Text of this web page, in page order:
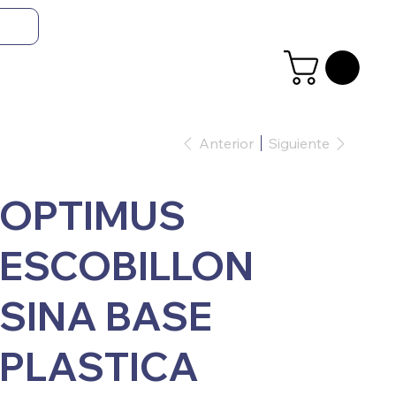
Anterior Siguiente
OPTIMUS
ESCOBILLON
SINA BASE
PLASTICA